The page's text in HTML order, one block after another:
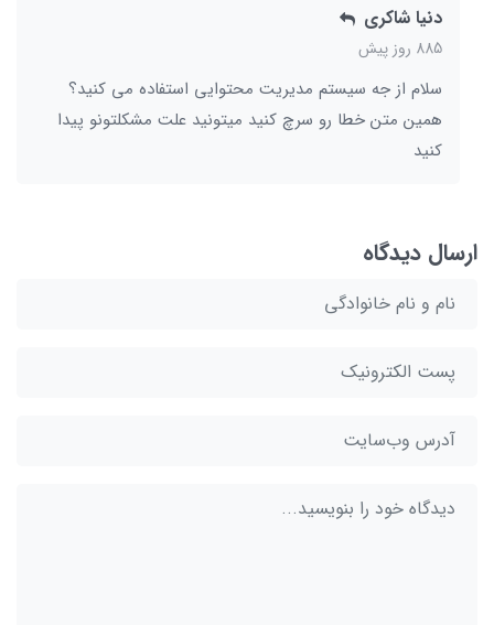
دنیا شاکری
885 روز پیش
سلام از جه سیستم مدیریت محتوایی استفاده می کنید؟
همین متن خطا رو سرچ کنید میتونید علت مشکلتونو پیدا
کنید
ارسال دیدگاه